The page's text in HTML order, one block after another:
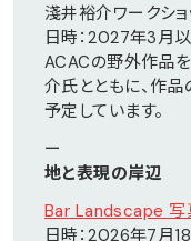
淺井裕介ワークショ
日時：2027年3月
ACACの野外作品
介氏とともに、作
予定しています。
ー
地と表現の岸辺
Bar Landscape 写
日時：2026年7月